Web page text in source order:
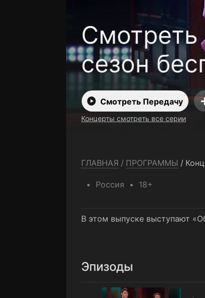
Смотреть
сезон
Смотреть Передачу
Концерты смотреть все серии
ГЛАВНАЯ / ПРОГРАММЫ /
Россия 18+
В этом выпуске выступают
Эпизоды
1 выпуск